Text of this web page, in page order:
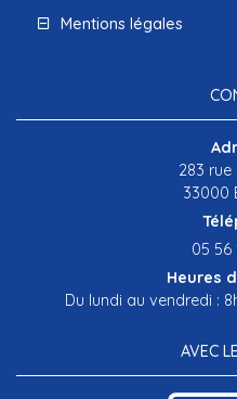
Mentions légales
283 rue
33000
05 56
Heures
Du lundi au vendredi :
AVEC